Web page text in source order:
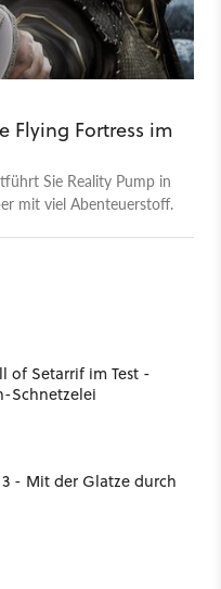
Flying Fortress im
Sie Reality Pump in
mit viel Abenteuerstoff.
of Setarrif im Test -
Schnetzelei
3 - Mit der Glatze durch